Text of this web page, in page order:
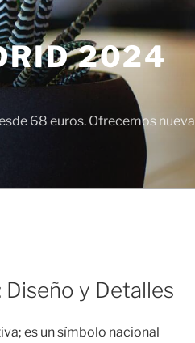
2024
68 euros. Ofrecemos nueva
y Detalles
es un símbolo nacional